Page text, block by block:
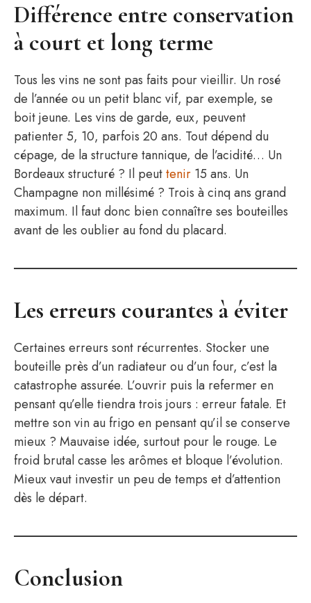
Différence entre conservation
à court et long terme
Tous les vins ne sont pas faits pour vieillir. Un rosé
de l’année ou un petit blanc vif, par exemple, se
boit jeune. Les vins de garde, eux, peuvent
patienter 5, 10, parfois 20 ans. Tout dépend du
cépage, de la structure tannique, de l’acidité… Un
Bordeaux structuré ? Il peuttenir 15 ans. Un
Champagne non millésimé ? Trois à cinq ans grand
maximum. Il faut donc bien connaître ses bouteilles
avant de les oublier au fond du placard.
Les erreurs courantes à éviter
Certaines erreurs sont récurrentes. Stocker une
bouteille près d’un radiateur ou d’un four, c’est la
catastrophe assurée. L’ouvrir puis la refermer en
pensant qu’elle tiendra trois jours : erreur fatale. Et
mettre son vin au frigo en pensant qu’il se conserve
mieux ? Mauvaise idée, surtout pour le rouge. Le
froid brutal casse les arômes et bloque l’évolution.
Mieux vaut investir un peu de temps et d’attention
dès le départ.
Conclusion